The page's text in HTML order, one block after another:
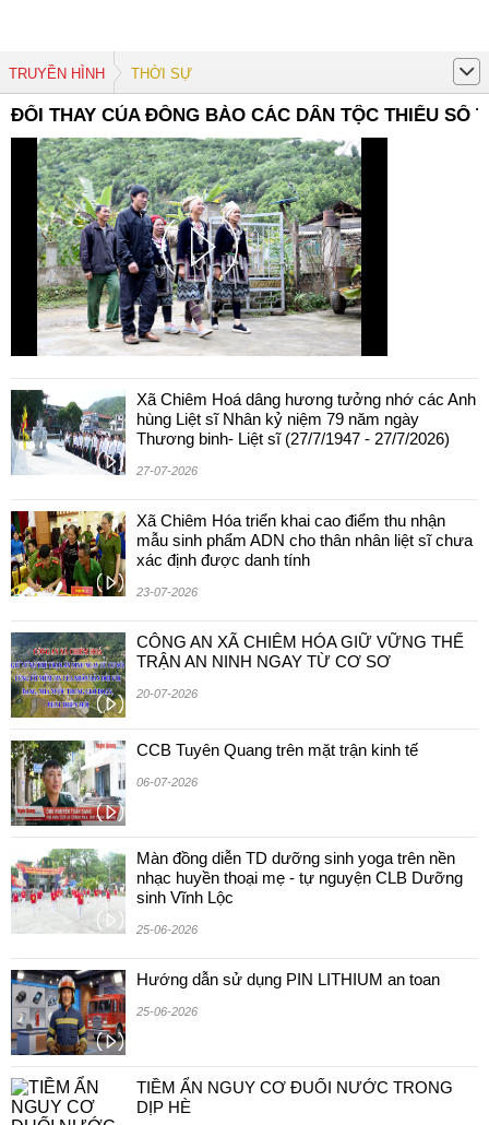
TRUYỀN HÌNH THỜI SỰ
ĐỔI THAY CỦA ĐỒNG BÀO CÁC DÂN TỘC THIỂU SỐ
Xã Chiêm Hoá dâng hương tưởng nhớ các Anh
hùng Liệt sĩ Nhân kỷ niệm 79 năm ngày
Thương binh- Liệt sĩ (27/7/1947 - 27/7/2026)
27-07-2026
Xã Chiêm Hóa triển khai cao điểm thu nhận
mẫu sinh phẩm ADN cho thân nhân liệt sĩ chưa
xác định được danh tính
23-07-2026
CÔNG AN XÃ CHIÊM HÓA GIỮ VỮNG THẾ
TRẬN AN NINH NGAY TỪ CƠ SƠ
20-07-2026
CCB Tuyên Quang trên mặt trận kinh tế
06-07-2026
Màn đồng diễn TD dưỡng sinh yoga trên nền
nhạc huyền thoại mẹ - tự nguyện CLB Dưỡng
sinh Vĩnh Lộc
25-06-2026
Hướng dẫn sử dụng PIN LITHIUM an toan
25-06-2026
TIỀM ẨN NGUY CƠ ĐUỐI NƯỚC TRONG
DỊP HÈ